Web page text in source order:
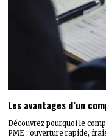
Les avantages d’un
Découvrez pourquoi le
PME : ouverture rapide,